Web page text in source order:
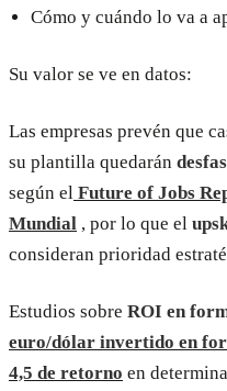
Cómo y cuándo lo va a
Su valor se ve en datos:
Las empresas prevén que
su plantilla quedarán
según el Future of Jobs
Mundial , por lo que el
consideran prioridad
Estudios sobre ROI en
euro/dólar invertido en
4,5 de retorno en